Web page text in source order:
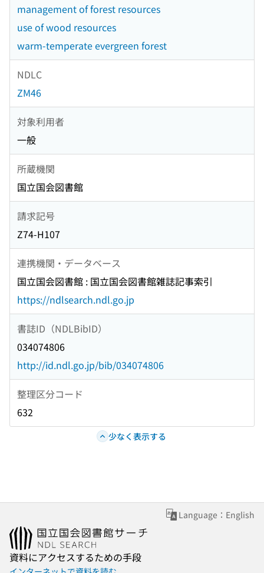
management of forest resources
use of wood resources
warm-temperate evergreen forest
NDLC
ZM46
対象利用者
一般
所蔵機関
国立国会図書館
請求記号
Z74-H107
連携機関・データベース
国立国会図書館 : 国立国会図書館雑誌記事索引
https://ndlsearch.ndl.go.jp
書誌ID（NDLBibID）
034074806
http://id.ndl.go.jp/bib/034074806
整理区分コード
632
少なく表示する
Language：English
資料にアクセスするための手段